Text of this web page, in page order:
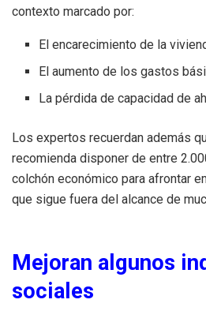
contexto marcado por:
El encarecimiento de la
El aumento de los gastos
La pérdida de capacidad de
Los expertos recuerdan además
recomienda disponer de entre
colchón económico para afrontar
que sigue fuera del alcance de
Mejoran algunos
sociales